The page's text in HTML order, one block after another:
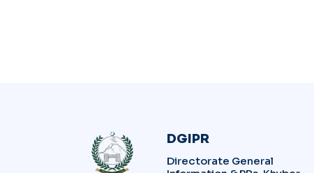
DGIPR
Directorate General